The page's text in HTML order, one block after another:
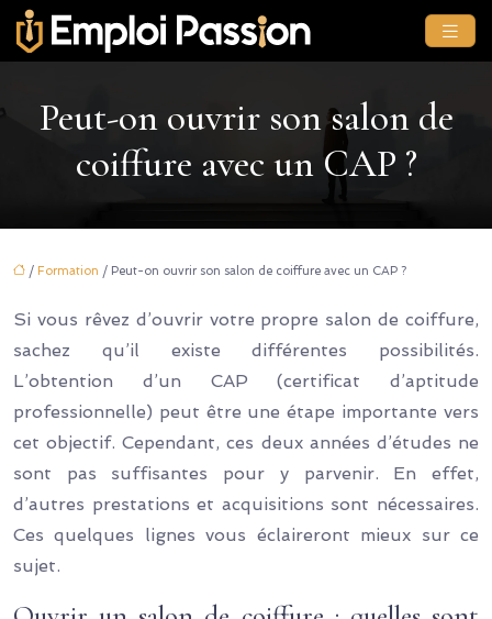
Peut-on ouvrir son salon de
coiffure avec un CAP ?
/ Formation / Peut-on ouvrir son salon de coiffure avec un CAP ?
Si vous rêvez d’ouvrir votre propre salon de coiffure,
sachez qu’il existe différentes possibilités.
L’obtention d’un CAP (certificat d’aptitude
professionnelle) peut être une étape importante vers
cet objectif. Cependant, ces deux années d’études ne
sont pas suffisantes pour y parvenir. En effet,
d’autres prestations et acquisitions sont nécessaires.
Ces quelques lignes vous éclaireront mieux sur ce
sujet.